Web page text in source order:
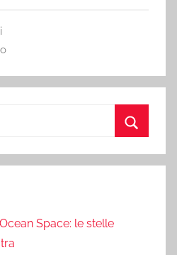
Space: le stelle